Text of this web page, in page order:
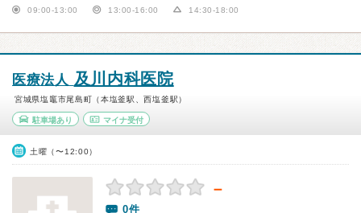
09:00-13:00 13:00-16:00 14:30-18:00
医療法人 及川内科医院
宮城県塩竈市尾島町（本塩釜駅、西塩釜駅）
駐車場あり マイナ受付
土曜（〜12:00）
－
0件